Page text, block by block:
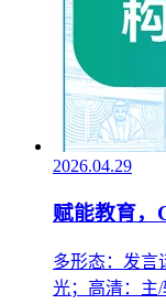
2026.04.29
赋能教育，
多形态：发言
光；高清：主